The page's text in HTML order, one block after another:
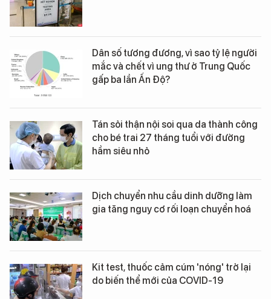
Dân số tương đương, vì sao tỷ lệ người
mắc và chết vì ung thư ở Trung Quốc
gấp ba lần Ấn Độ?
Tán sỏi thận nội soi qua da thành công
cho bé trai 27 tháng tuổi với đường
hầm siêu nhỏ
Dịch chuyển nhu cầu dinh dưỡng làm
gia tăng nguy cơ rối loạn chuyển hoá
Kit test, thuốc cảm cúm 'nóng' trở lại
do biến thể mới của COVID-19